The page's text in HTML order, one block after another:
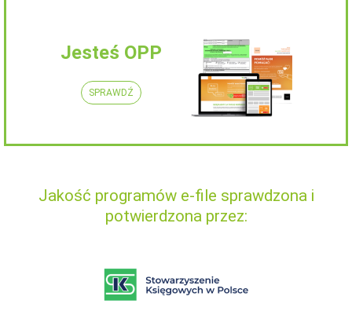
Jesteś OPP
SPRAWDŹ
Jakość programów e-file sprawdzona i
potwierdzona przez: